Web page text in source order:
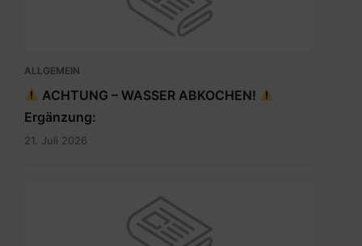
ALLGEMEIN
ACHTUNG – WASSER ABKOCHEN!
Ergänzung:
21. Juli 2026